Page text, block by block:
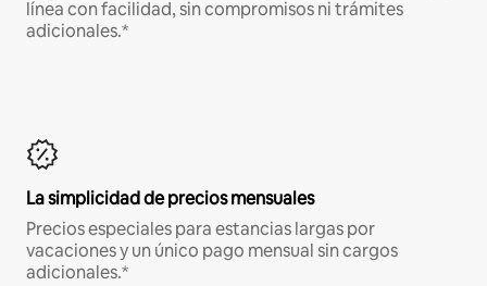
línea con facilidad, sin compromisos ni trámites
adicionales.*
La simplicidad de precios mensuales
Precios especiales para estancias largas por
vacaciones y un único pago mensual sin cargos
adicionales.*